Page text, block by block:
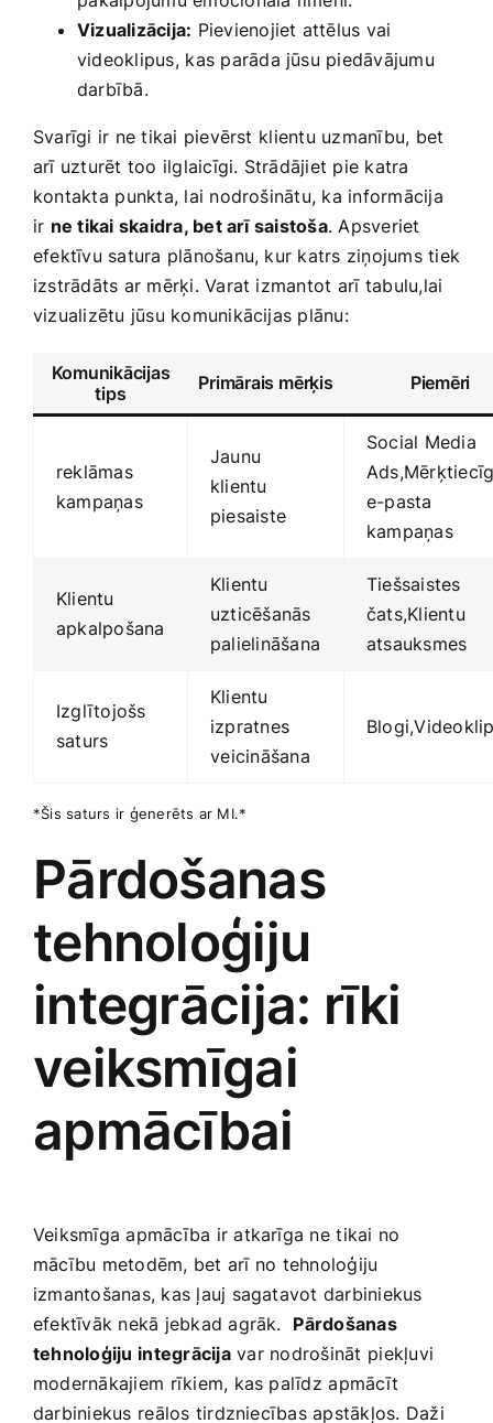
Vizualizācija: ​Pievienojiet attēlus vai
videoklipus, ⁣kas parāda jūsu piedāvājumu
darbībā.
Svarīgi ir ne tikai pievērst⁢ klientu uzmanību, bet
arī ​uzturēt too ilglaicīgi. Strādājiet pie ​katra
kontakta⁤ punkta, lai nodrošinātu,​ ka informācija
ir ne tikai skaidra, bet arī saistoša. ‍Apsveriet‍
efektīvu satura plānošanu, kur katrs ziņojums​ tiek​
izstrādāts ar mērķi. Varat izmantot ⁣arī tabulu,lai
vizualizētu jūsu komunikācijas plānu:
Komunikācijas
tips
Primārais mērķis Piemēri
reklāmas
kampaņas
Jaunu
klientu
piesaiste
Social Media‍
e-pasta
kampaņas
Klientu
apkalpošana
Klientu
uzticēšanās
palielināšana
Tiešsaistes
‌čats,Klientu
atsauksmes
Izglītojošs
saturs
Klientu⁣
izpratnes
⁣veicināšana
*Šis saturs ‍ir ģenerēts ar MI.*
Pārdošanas
tehnoloģiju
integrācija: rīki
veiksmīgai
apmācībai
Veiksmīga apmācība ir atkarīga ​ne ⁤tikai no ​
mācību metodēm, ‍bet ​arī ⁢no tehnoloģiju
izmantošanas, kas‍ ļauj‌ sagatavot darbiniekus⁢
efektīvāk nekā jebkad agrāk. ⁢ Pārdošanas
tehnoloģiju⁣ integrācija⁤var ‌nodrošināt⁤ piekļuvi
modernākajiem⁣ rīkiem, kas​ palīdz⁣ apmācīt
darbiniekus⁣ reālos tirdzniecības apstākļos. Daži